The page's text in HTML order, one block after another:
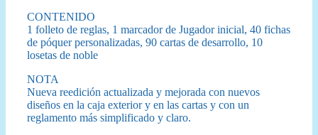
CONTENIDO
1 folleto de reglas, 1 marcador de Jugador inicial, 40 fichas
de póquer personalizadas, 90 cartas de desarrollo, 10
losetas de noble
NOTA
Nueva reedición actualizada y mejorada con nuevos
diseños en la caja exterior y en las cartas y con un
reglamento más simplificado y claro.